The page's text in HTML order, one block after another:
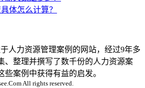
体怎么计算？
人力资源管理案例的网站，经过9年多
、整理并撰写了数千份的人力资源案
案例中获得有益的启发。
All rights reserved.